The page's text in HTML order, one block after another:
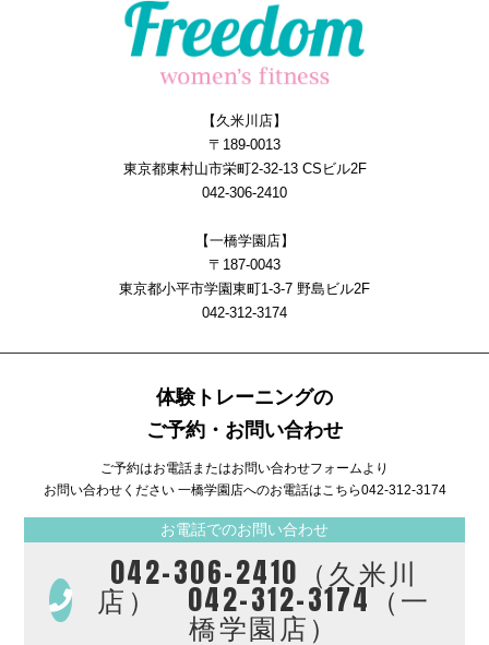
【久米川店】
〒189-0013
東京都東村山市栄町2-32-13 CSビル2F
042-306-2410
【一橋学園店】
〒187-0043
東京都小平市学園東町1-3-7 野島ビル2F
042-312-3174
体験トレーニングの
ご予約・お問い合わせ
ご予約はお電話またはお問い合わせフォームより
お問い合わせください 一橋学園店へのお電話はこちら042-312-3174
お電話でのお問い合わせ
042-306-2410（久米川
店） 042-312-3174（一
橋学園店）